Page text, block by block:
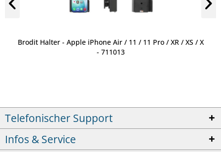
Brodit Halter - Apple iPhone Air / 11 / 11 Pro / XR / XS / X
- 711013
Telefonischer Support
Infos & Service